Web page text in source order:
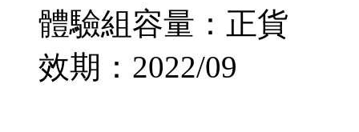
體驗組容量：正貨
效期：2022/09